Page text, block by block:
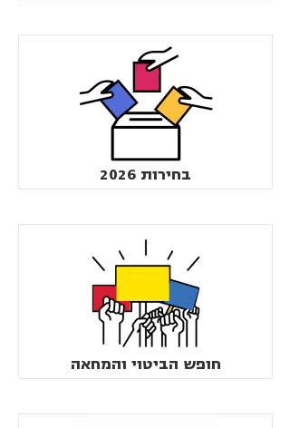
בחירות 2026
חופש הביטוי והמחאה